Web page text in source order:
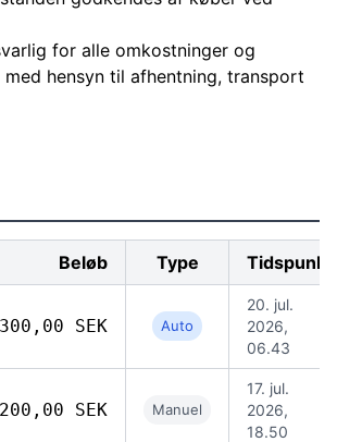
for alle omkostninger og
hensyn til afhentning, transport
Beløb Type Tidspunkt
300,00 SEK Auto
20. jul.
2026,
06.43
200,00 SEK Manuel
17. jul.
2026,
18.50